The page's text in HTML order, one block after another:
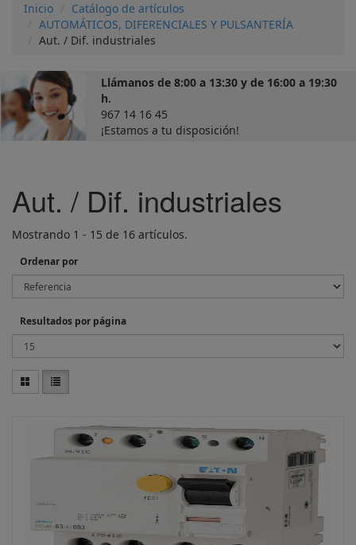
Inicio
Catálogo de artículos
AUTOMÁTICOS, DIFERENCIALES Y PULSANTERÍA
Aut. / Dif. industriales
Llámanos de 8:00 a 13:30 y de 16:00 a 19:30
h.
967 14 16 45
¡Estamos a tu disposición!
Aut. / Dif. industriales
Mostrando 1 - 15 de 16 artículos.
Ordenar por
Resultados por página